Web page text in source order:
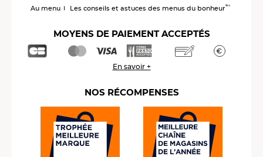
Au menu Les conseils et astuces des menus du bonheur™
MOYENS DE PAIEMENT ACCEPTÉS
En savoir +
NOS RÉCOMPENSES